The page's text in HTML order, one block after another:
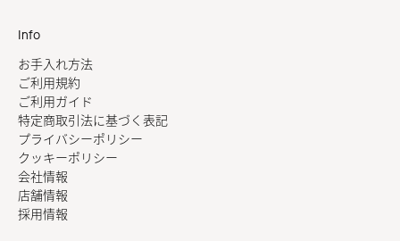
Info
お手入れ方法
ご利用規約
ご利用ガイド
特定商取引法に基づく表記
プライバシーポリシー
クッキーポリシー
会社情報
店舗情報
採用情報